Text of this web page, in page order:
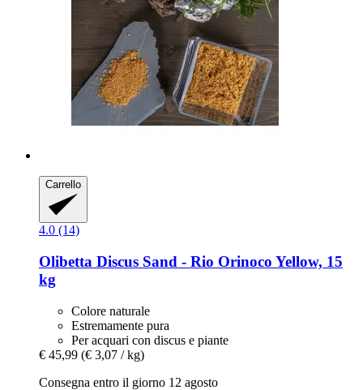
Carrello
4.0 (14)
Olibetta Discus Sand -​ Rio Orinoco Yellow, 15
kg
Colore naturale
Estremamente pura
Per acquari con discus e piante
€ 45,99 (€ 3,07 / kg)
Consegna entro il giorno 12 agosto